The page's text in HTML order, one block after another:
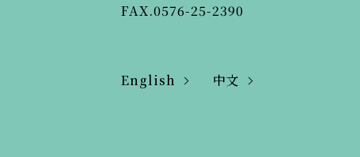
FAX.0576-25-2390
English 中文